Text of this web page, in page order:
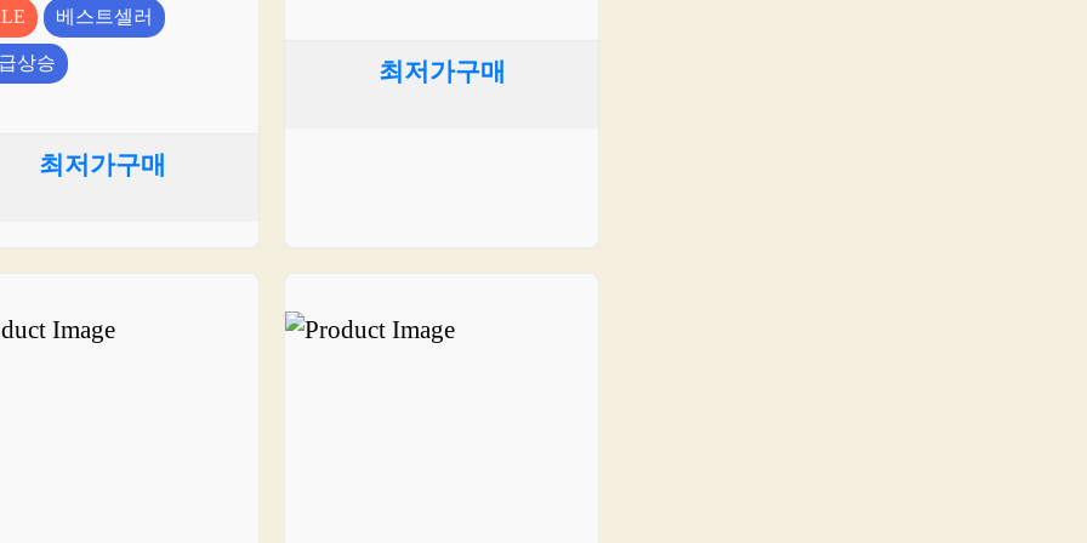
베스트셀러
상승
최저가구매
최저가구매